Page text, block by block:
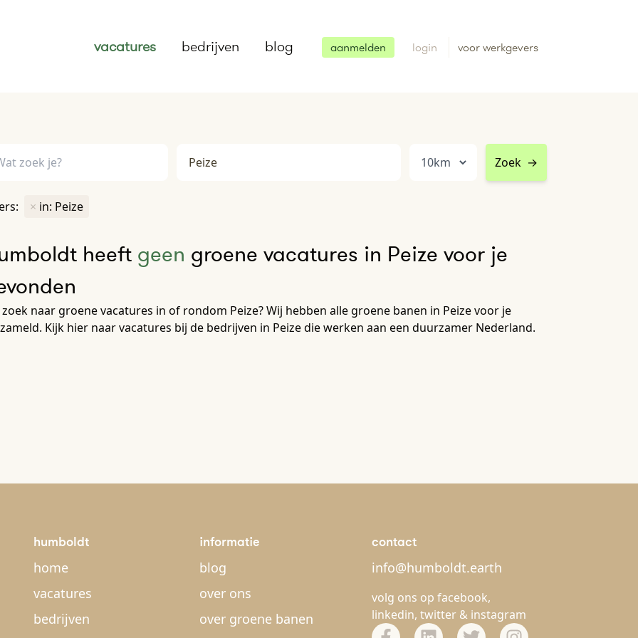
vacatures bedrijven blog aanmelden login voor werkgevers
Zoek →
× in: Peize
heeft geen groene vacatures in Peize voor je
naar groene vacatures in of rondom Peize? Wij hebben alle groene banen in Peize voor je
Kijk hier naar vacatures bij de bedrijven in Peize die werken aan een duurzamer Nederland.
humboldt
home
vacatures
bedrijven
informatie
blog
over ons
over groene banen
contact
info@humboldt.earth
volg ons op facebook,
linkedin, twitter & instagram